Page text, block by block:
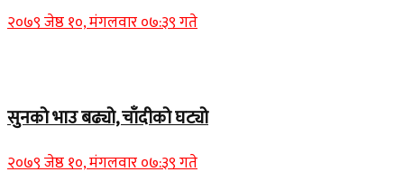
२०७९ जेष्ठ १०, मंगलवार ०७:३९ गते
सुनको भाउ बढ्यो, चाँदीको घट्यो
२०७९ जेष्ठ १०, मंगलवार ०७:३९ गते